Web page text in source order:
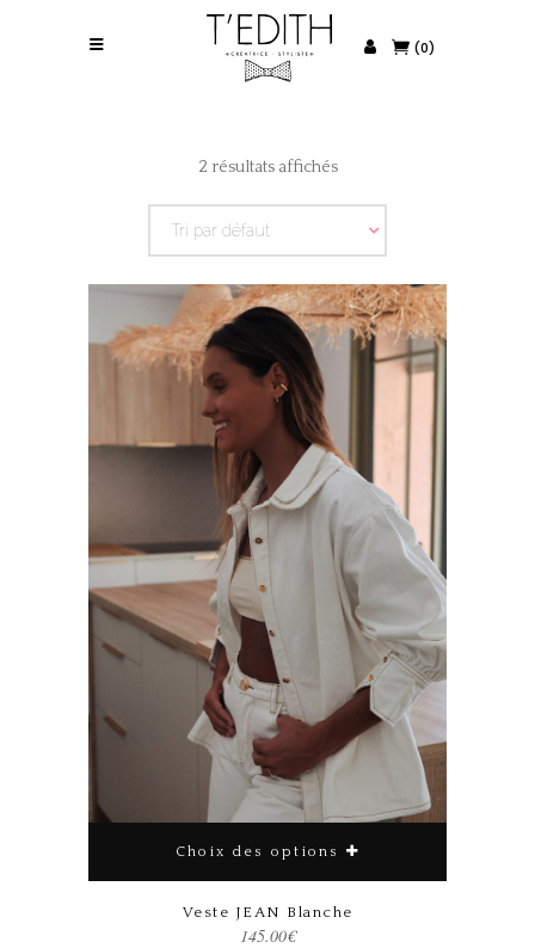
(0)
2 résultats affichés
Tri par défaut
Choix des options
Ce produit a plusieurs variations. Les options peuvent être choisies sur la page du produit
Veste JEAN Blanche
145.00€